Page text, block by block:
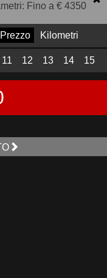
Fino a € 4350
Prezzo Kilometri
11 12 13 14 15